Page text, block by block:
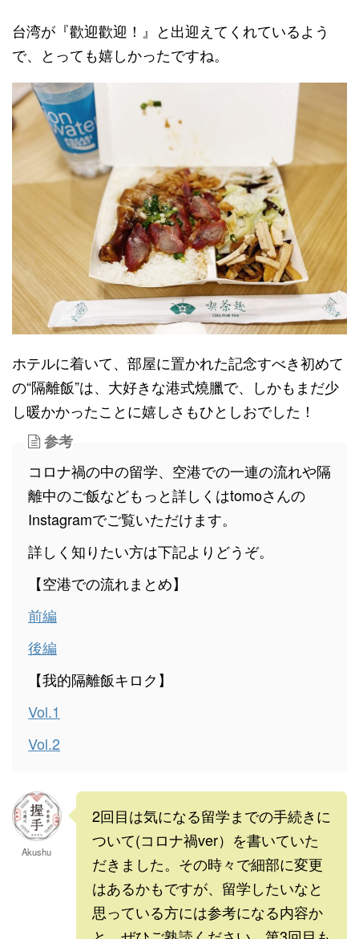
台湾が『歡迎歡迎！』と出迎えてくれているよう
で、とっても嬉しかったですね。
ホテルに着いて、部屋に置かれた記念すべき初めて
の“隔離飯”は、大好きな港式燒臘で、しかもまだ少
し暖かかったことに嬉しさもひとしおでした！
参考
コロナ禍の中の留学、空港での一連の流れや隔
離中のご飯などもっと詳しくはtomoさんの
Instagramでご覧いただけます。
詳しく知りたい方は下記よりどうぞ。
【空港での流れまとめ】
前編
後編
【我的隔離飯キロク】
Vol.1
Vol.2
Akushu
2回目は気になる留学までの手続きに
ついて(コロナ禍ver）を書いていた
だきました。その時々で細部に変更
はあるかもですが、留学したいなと
思っている方には参考になる内容か